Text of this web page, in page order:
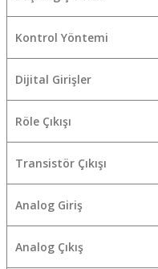
Kontrol Yöntemi
Dijital Girişler
Röle Çıkışı
Transistör Çıkışı
Analog Giriş
Analog Çıkış